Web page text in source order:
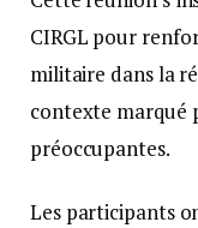
CIRGL pour
militaire dans la
contexte marqué
préoccupantes.
Les participants